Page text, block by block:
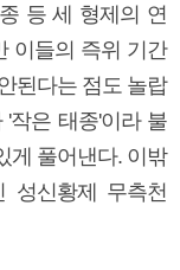
등 세 형제의 연
이들의 즉위 기간
된다는 점도 놀랍
작은 태종'이라 불
게 풀어낸다. 이밖
성신황제 무측천